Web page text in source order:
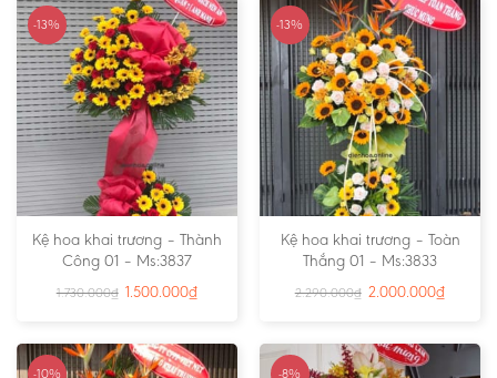
-13%
Kệ hoa khai trương – Thành
Công 01 – Ms:3837
1.730.000₫ 1.500.000₫
-13%
Kệ hoa khai trương – Toàn
Thắng 01 – Ms:3833
2.290.000₫ 2.000.000₫
-10% -8%